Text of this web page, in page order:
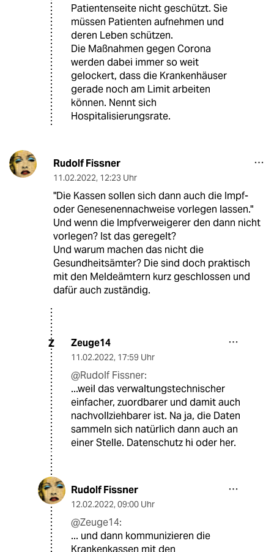
Patientenseite nicht geschützt. Sie
müssen Patienten aufnehmen und
deren Leben schützen.
Die Maßnahmen gegen Corona
werden dabei immer so weit
gelockert, dass die Krankenhäuser
gerade noch am Limit arbeiten
können. Nennt sich
Hospitalisierungsrate.
Rudolf Fissner
11.02.2022, 12:23 Uhr
"Die Kassen sollen sich dann auch die Impf-
oder Genesenennachweise vorlegen lassen."
Und wenn die Impfverweigerer den dann nicht
vorlegen? Ist das geregelt?
Und warum machen das nicht die
Gesundheitsämter? Die sind doch praktisch
mit den Meldeämtern kurz geschlossen und
dafür auch zuständig.
Z Zeuge14
11.02.2022, 17:59 Uhr
@Rudolf Fissner:
...weil das verwaltungstechnischer
einfacher, zuordbarer und damit auch
nachvollziehbarer ist. Na ja, die Daten
sammeln sich natürlich dann auch an
einer Stelle. Datenschutz hi oder her.
Rudolf Fissner
12.02.2022, 09:00 Uhr
@Zeuge14:
... und dann kommunizieren die
Krankenkassen mit den